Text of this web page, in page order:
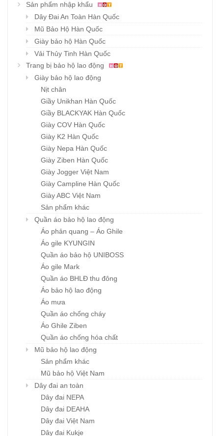
Sản phẩm nhập khẩu
Dây Đai An Toàn Hàn Quốc
Mũ Bảo Hộ Hàn Quốc
Giày bảo hộ Hàn Quốc
Vải Thủy Tinh Hàn Quốc
Trang bị bảo hộ lao động
Giày bảo hộ lao động
Nịt chân
Giầy Unikhan Hàn Quốc
Giầy BLACKYAK Hàn Quốc
Giày COV Hàn Quốc
Giày K2 Hàn Quốc
Giày Nepa Hàn Quốc
Giày Ziben Hàn Quốc
Giày Jogger Việt Nam
Giày Campline Hàn Quốc
Giày ABC Việt Nam
Sản phẩm khác
Quần áo bảo hộ lao động
Áo phản quang – Áo Ghile
Áo gile KYUNGIN
Quần áo bảo hộ UNIBOSS
Áo gile Mark
Quần áo BHLĐ thu đông
Áo bảo hộ lao động
Áo mưa
Quần áo chống cháy
Áo Ghile Ziben
Quần áo chống hóa chất
Mũ bảo hộ lao động
Sản phẩm khác
Mũ bảo hộ Việt Nam
Dây đai an toàn
Dây đai NEPA
Dây đai DEAHA
Dây đai Việt Nam
Dây đai Kukje